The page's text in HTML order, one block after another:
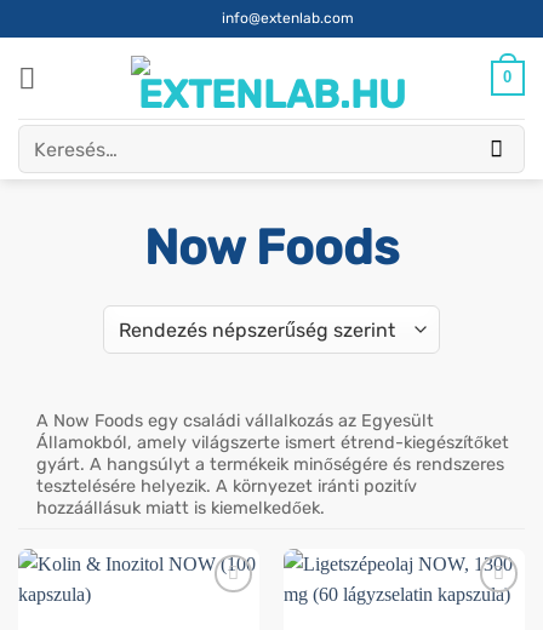
to
content
info@extenlab.com
0
a
Now Foods
A Now Foods egy családi vállalkozás az Egyesült
Államokból, amely világszerte ismert étrend-kiegészítőket
gyárt. A hangsúlyt a termékeik minőségére és rendszeres
tesztelésére helyezik. A környezet iránti pozitív
hozzáállásuk miatt is kiemelkedőek.